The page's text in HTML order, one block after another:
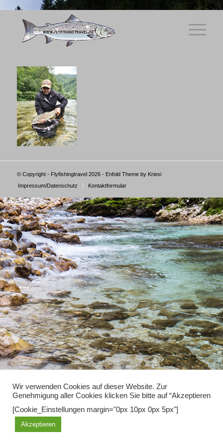
© Copyright - Flyfishingtravel 2026 - Enfold Theme by Kriesi
Impressum/Datenschutz
Kontaktformular
Diese Seite benutzt Cookies, mit der weiteren Nutzung erklären sie
sich damit einverstanden.
Wir verwenden Cookies auf dieser Website. Zur
Genehmigung aller Cookies klicken Sie bitte auf “Akzeptieren
[Cookie_Einstellungen margin="0px 10px 0px 5px"]
Akzeptieren